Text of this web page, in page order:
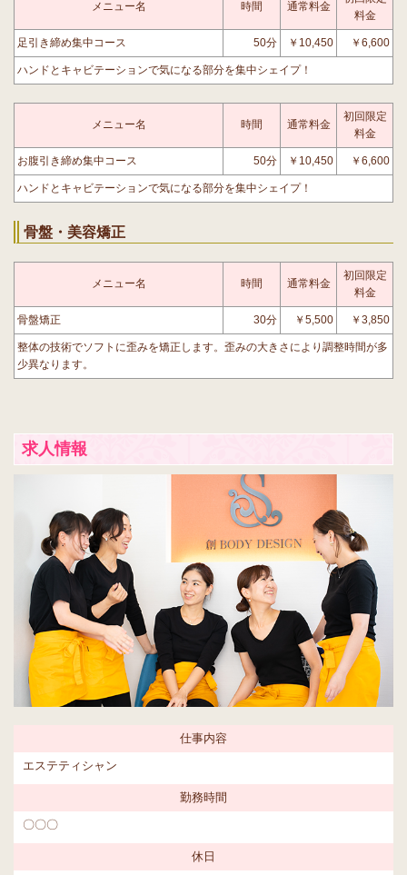
メニュー名 時間 通常料金
料金
足引き締め集中コース 50分 ￥10,450 ￥6,600
ハンドとキャビテーションで気になる部分を集中シェイプ！
メニュー名 時間 通常料金
初回限定
料金
お腹引き締め集中コース 50分 ￥10,450 ￥6,600
ハンドとキャビテーションで気になる部分を集中シェイプ！
骨盤・美容矯正
メニュー名 時間 通常料金
初回限定
料金
骨盤矯正 30分 ￥5,500 ￥3,850
整体の技術でソフトに歪みを矯正します。歪みの大きさにより調整時間が多
少異なります。
求人情報
仕事内容
エステティシャン
勤務時間
〇〇〇
休日